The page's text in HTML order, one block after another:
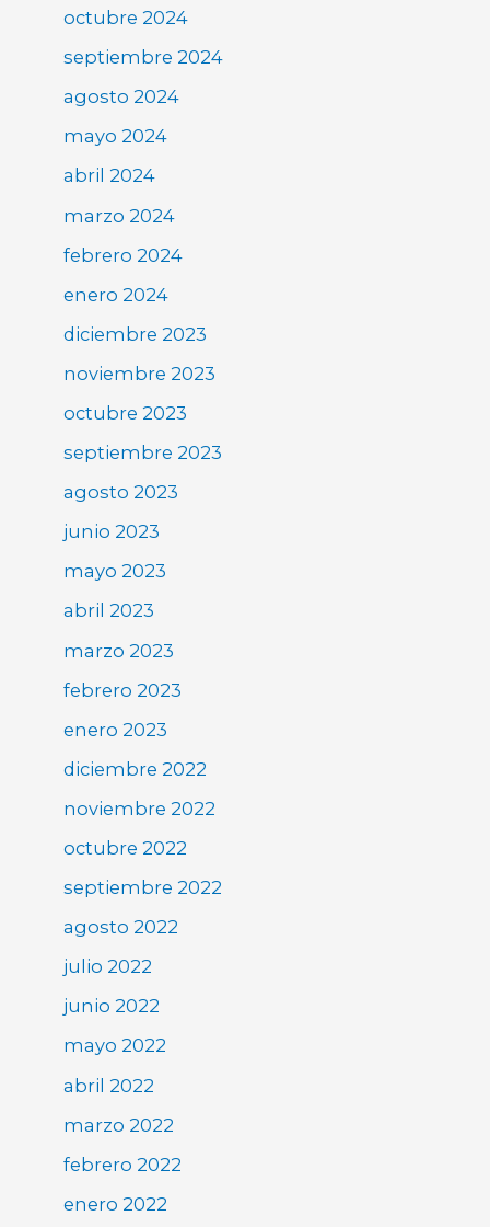
octubre 2024
septiembre 2024
agosto 2024
mayo 2024
abril 2024
marzo 2024
febrero 2024
enero 2024
diciembre 2023
noviembre 2023
octubre 2023
septiembre 2023
agosto 2023
junio 2023
mayo 2023
abril 2023
marzo 2023
febrero 2023
enero 2023
diciembre 2022
noviembre 2022
octubre 2022
septiembre 2022
agosto 2022
julio 2022
junio 2022
mayo 2022
abril 2022
marzo 2022
febrero 2022
enero 2022